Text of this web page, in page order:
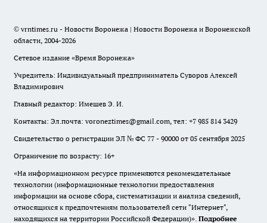
© vrntimes.ru - Новости Воронежа | Новости Воронежа и Воронежской
области, 2004-2026
Сетевое издание «Время Воронежа»
Учредитель: Индивидуальный предприниматель Суворов Алексей
Владимирович
Главный редактор: Имешев Э. И.
Контакты: Эл.почта: voroneztimes@gmail.com, тел: +7 985 814 3429
Свидетельство о регистрации ЭЛ № ФС 77 - 90000 от 05 сентября 2025
Ограничение по возрасту: 16+
«На информационном ресурсе применяются рекомендательные
технологии (информационные технологии предоставления
информации на основе сбора, систематизации и анализа сведений,
относящихся к предпочтениям пользователей сети "Интернет",
находящихся на территории Российской Федерации)». Подробнее